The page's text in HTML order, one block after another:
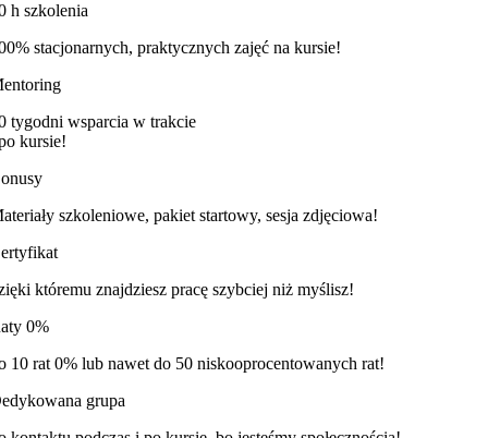
h szkolenia
stacjonarnych, praktycznych zajęć na kursie!
tygodni wsparcia w trakcie
kursie!
szkoleniowe, pakiet startowy, sesja zdjęciowa!
któremu znajdziesz pracę szybciej niż myślisz!
0%
10 rat 0% lub nawet do 50 niskooprocentowanych rat!
grupa